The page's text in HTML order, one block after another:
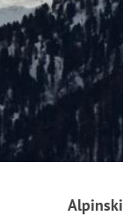
Alpinski